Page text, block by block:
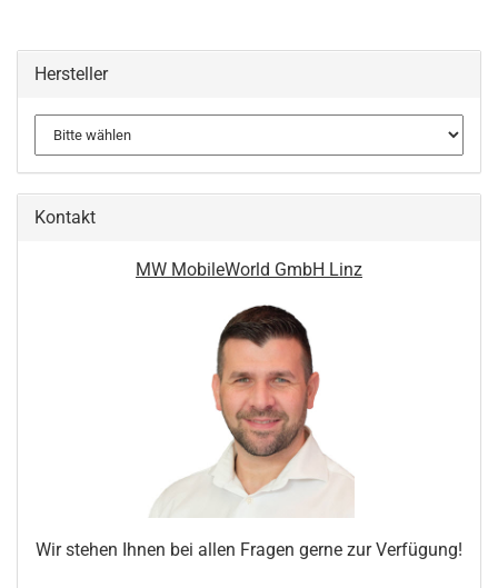
Hersteller
Kontakt
MW MobileWorld GmbH Linz
Wir stehen Ihnen bei allen Fragen gerne zur Verfügung!